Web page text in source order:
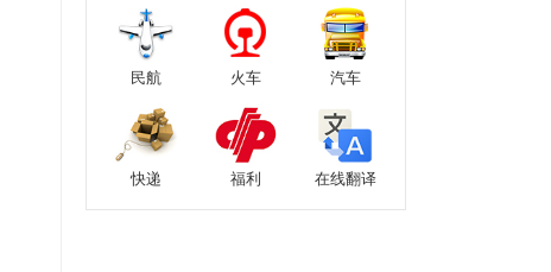
民航 火车 汽车
快递 福利 在线翻译